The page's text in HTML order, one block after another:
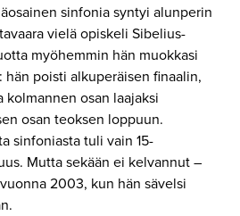
sinfonia syntyi alunperin
vielä opiskeli Sibelius-
myöhemmin hän muokkasi
poisti alkuperäisen finaalin,
osan laajaksi
osan teoksen loppuun.
sinfoniasta tuli vain 15-
Mutta sekään ei kelvannut –
2003, kun hän sävelsi